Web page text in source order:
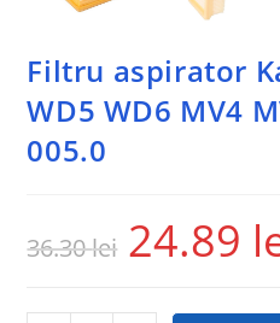
Filtru aspirator
WD5 WD6 MV4
005.0
36.30lei 24.89